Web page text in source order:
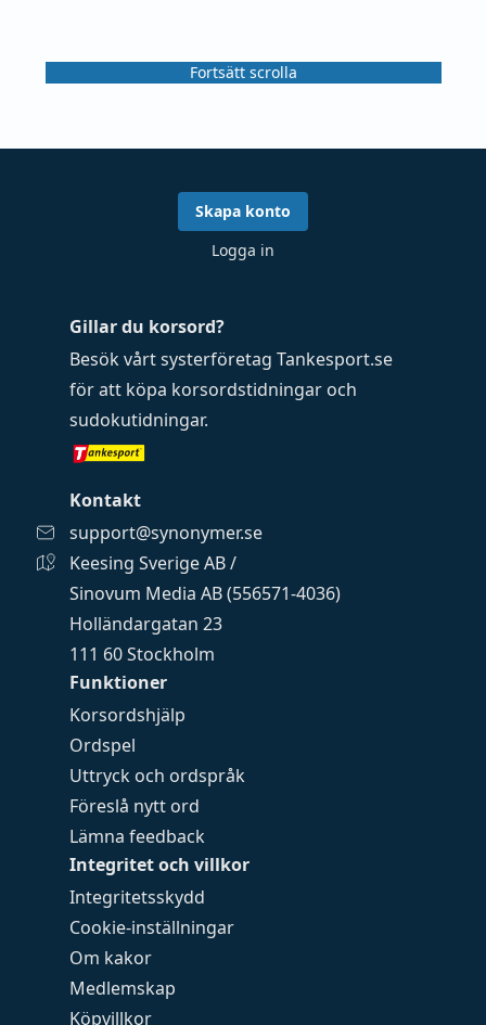
Fortsätt scrolla
Funktioner
Korsordshjälp
Ordspel
Uttryck och ordspråk
Föreslå nytt ord
Lämna feedback
Integritet och villkor
Integritetsskydd
Cookie-inställningar
Om kakor
Medlemskap
Köpvillkor
Gillar du korsord?
Besök vårt systerföretag Tankesport.se
för att köpa korsordstidningar och
sudokutidningar.
Kontakt
support@synonymer.se
Keesing Sverige AB /
Sinovum Media AB (556571-4036)
Holländargatan 23
111 60 Stockholm
Skapa konto
Logga in